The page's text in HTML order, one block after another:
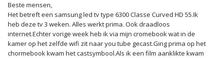
Beste mensen,
Het betreft een samsung led tv type 6300 Classe Curved HD 55.Ik
heb deze tv 3 weken. Alles werkt prima. Ook draadloos
internet.Echter vorige week heb ik via mijn cromebook wat in de
kamer op het zelfde wifi zit naar you tube gecast.Ging prima op het
chormebook kwam het castsymbool.Als ik een film aanklikte kwam